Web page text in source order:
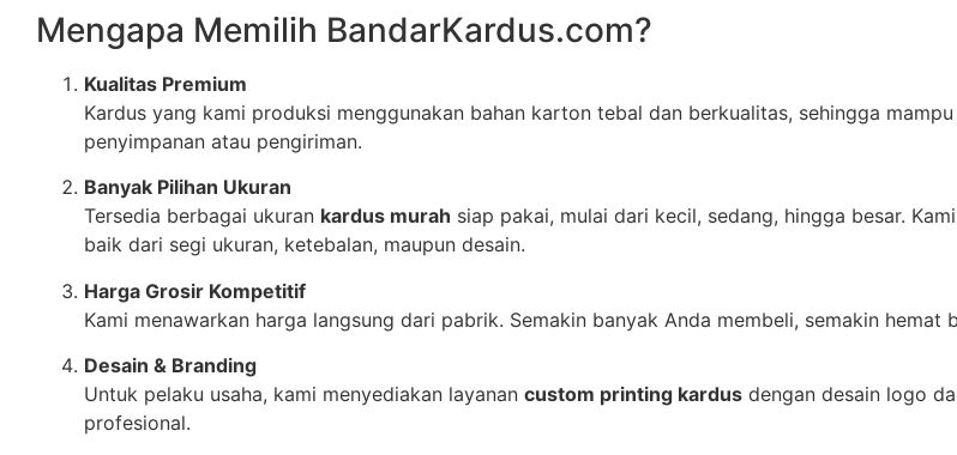
Mengapa Memilih BandarKardus.com?
Kualitas Premium
Kardus yang kami produksi menggunakan bahan karton tebal dan berkualitas, sehingga
penyimpanan atau pengiriman.
Banyak Pilihan Ukuran
Tersedia berbagai ukuran kardus murah siap pakai, mulai dari kecil, sedang, hingga besar.
baik dari segi ukuran, ketebalan, maupun desain.
Harga Grosir Kompetitif
Kami menawarkan harga langsung dari pabrik. Semakin banyak Anda membeli, semakin hemat
Desain & Branding
Untuk pelaku usaha, kami menyediakan layanan custom printing kardus dengan desain logo
profesional.